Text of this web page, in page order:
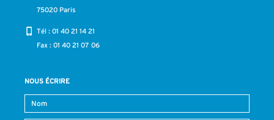
75020 Paris
Tél : 01 40 21 14 21
Fax : 01 40 21 07 06
NOUS ÉCRIRE